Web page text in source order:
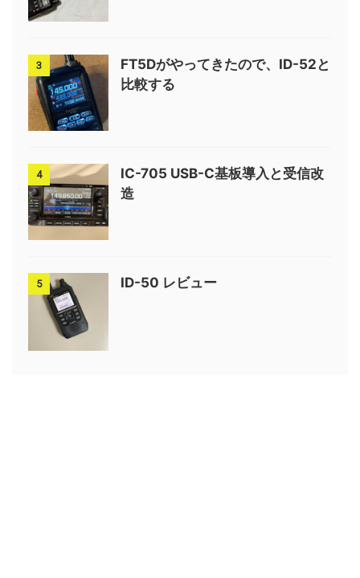
3
FT5Dがやってきたので、ID-52と
比較する
4
IC-705 USB-C基板導入と受信改
造
5 ID-50 レビュー